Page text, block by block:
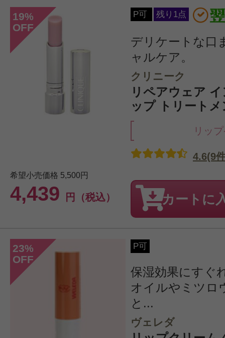
19%
OFF
P可 残り1点
デリケートな口
ャルケア。
クリニーク
リペアウェア
ップ トリート
リッ
希望小売価格 5,500円
4,439 円（税込）
4.6(9
カートに
23%
OFF
P可
保湿効果にすぐ
オイルやミツロ
と...
ヴェレダ